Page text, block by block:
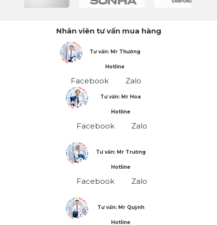
Nhân viên tư vấn mua hàng
Tư vấn: Mr Thường
Hotline
Facebook Zalo
Tư vấn: Mr Hoa
Hotline
Facebook Zalo
Tư vấn: Mr Trường
Hotline
Facebook Zalo
Tư vấn: Mr Quỳnh
Hotline